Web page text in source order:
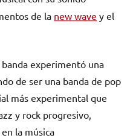
de la new wave y el
experimentó una
de ser una banda de pop
más experimental que
y rock progresivo,
la música